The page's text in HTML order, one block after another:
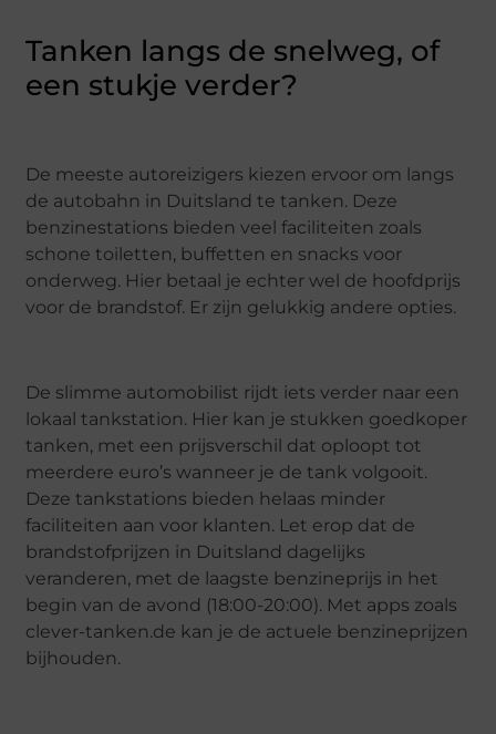
Tanken langs de snelweg, of
een stukje verder?
De meeste autoreizigers kiezen ervoor om langs
de autobahn in Duitsland te tanken. Deze
benzinestations bieden veel faciliteiten zoals
schone toiletten, buffetten en snacks voor
onderweg. Hier betaal je echter wel de hoofdprijs
voor de brandstof. Er zijn gelukkig andere opties.
De slimme automobilist rijdt iets verder naar een
lokaal tankstation. Hier kan je stukken goedkoper
tanken, met een prijsverschil dat oploopt tot
meerdere euro’s wanneer je de tank volgooit.
Deze tankstations bieden helaas minder
faciliteiten aan voor klanten. Let erop dat de
brandstofprijzen in Duitsland dagelijks
veranderen, met de laagste benzineprijs in het
begin van de avond (18:00-20:00). Met apps zoals
clever-tanken.de kan je de actuele benzineprijzen
bijhouden.